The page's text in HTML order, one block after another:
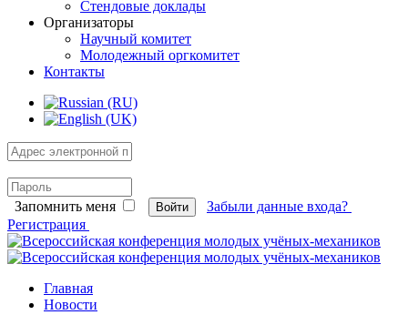
Стендовые доклады
Организаторы
Научный комитет
Молодежный оргкомитет
Контакты
Запомнить меня Войти
Забыли данные входа?
Регистрация
Главная
Новости